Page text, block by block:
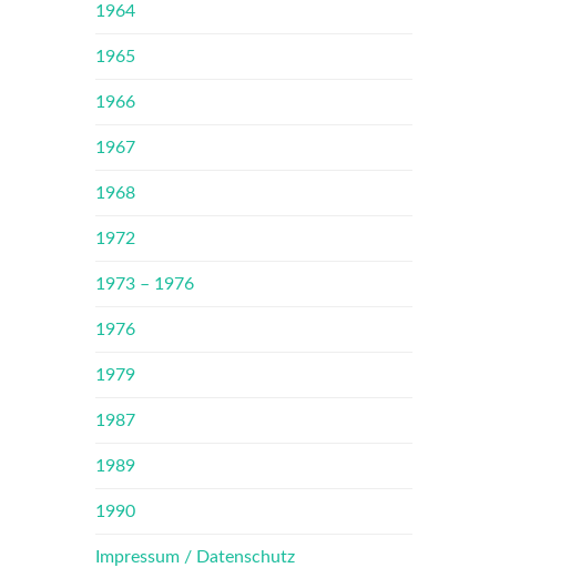
1964
1965
1966
1967
1968
1972
1973 – 1976
1976
1979
1987
1989
1990
Impressum / Datenschutz